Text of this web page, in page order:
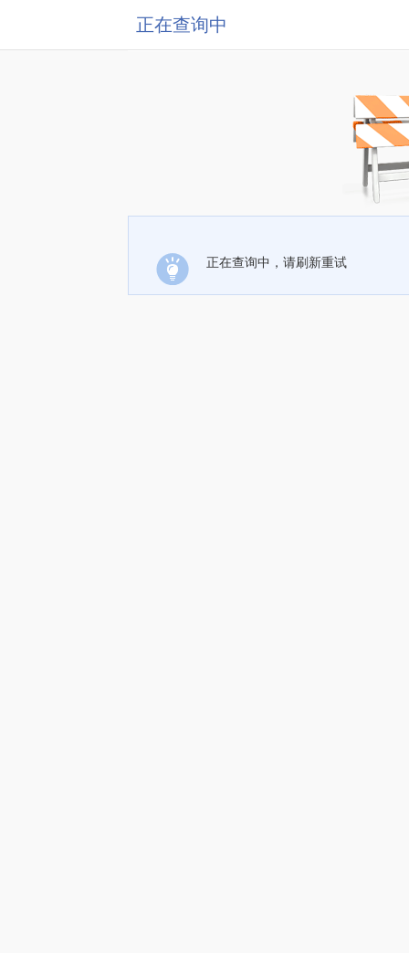
正在查询中
正在查询中，请刷新重试